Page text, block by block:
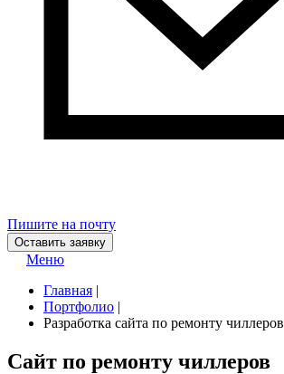
Пишите на почту
Оставить заявку
Меню
Главная |
Портфолио |
Разработка сайта по ремонту чиллеров
Сайт по ремонту чиллеров